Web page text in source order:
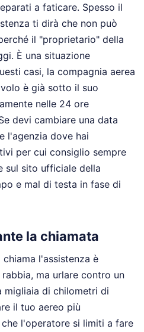
a faticare. Spesso il
ti dirà che non può
il "proprietario" della
È una situazione
casi, la compagnia aerea
è già sotto il suo
nelle 24 ore
devi cambiare una data
l'agenzia dove hai
per cui consiglio sempre
sul sito ufficiale della
e mal di testa in fase di
la chiamata
l'assistenza è
ma urlare contro un
migliaia di chilometri di
il tuo aereo più
l'operatore si limiti a fare